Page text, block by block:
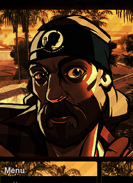
Menu